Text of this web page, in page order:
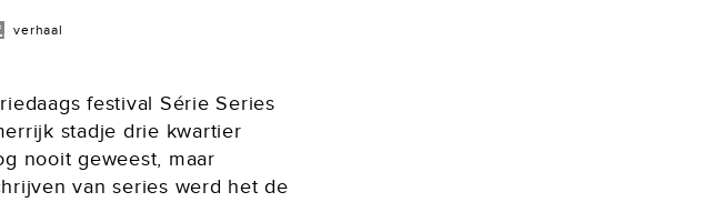
verhaal
festival Série Series
stadje drie kwartier
nooit geweest, maar
van series werd het de